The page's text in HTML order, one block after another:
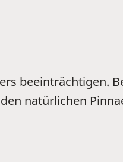
beeinträchtigen.
natürlichen